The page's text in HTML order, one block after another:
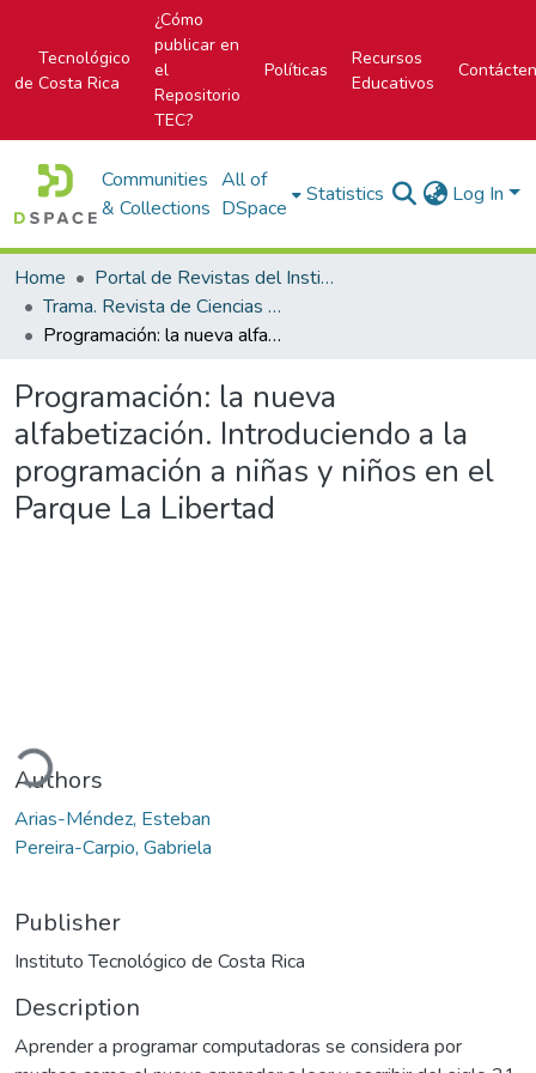
Tecnológico
de Costa Rica
¿Cómo
publicar en
el
Repositorio
TEC?
Políticas
Recursos
Educativos
Communities
& Collections
All of
DSpace
Statistics Log In
Home
Portal de Revistas del Instituto Tecnológico de Costa Rica
Trama. Revista de Ciencias Sociales y Humanidades
Programación: la nueva alfabetización. Introduciendo a la programación a niñas y niños en el Parque La Libertad
Programación: la nueva
alfabetización. Introduciendo a la
programación a niñas y niños en el
Parque La Libertad
Loading...
Authors
Arias-Méndez, Esteban
Pereira-Carpio, Gabriela
Publisher
Instituto Tecnológico de Costa Rica
Description
Aprender a programar computadoras se considera por